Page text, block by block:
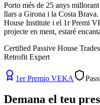
Porto més de 25 anys
llars a Girona i la Costa
House Institute i el 1r Premi
projecte en ment, estaré
Certified Passive House
Retrofit Expert
1er Premio VEKA
Demana el teu